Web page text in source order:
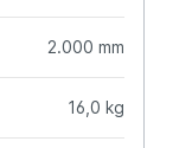
2.000 mm
16,0 kg